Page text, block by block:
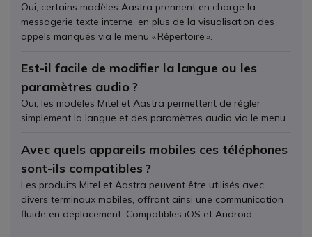
Oui, certains modèles Aastra prennent en charge la
messagerie texte interne, en plus de la visualisation des
appels manqués via le menu « Répertoire ».
Est-il facile de modifier la langue ou les
paramètres audio ?
Oui, les modèles Mitel et Aastra permettent de régler
simplement la langue et des paramètres audio via le menu.
Avec quels appareils mobiles ces téléphones
sont-ils compatibles ?
Les produits Mitel et Aastra peuvent être utilisés avec
divers terminaux mobiles, offrant ainsi une communication
fluide en déplacement. Compatibles iOS et Android.